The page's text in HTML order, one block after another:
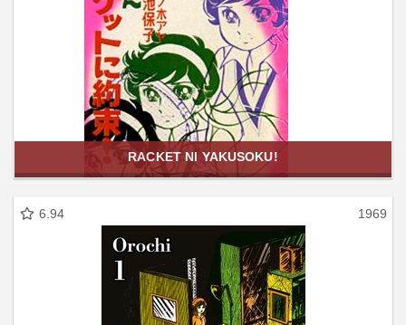
RACKET NI YAKUSOKU!
6.94 1969